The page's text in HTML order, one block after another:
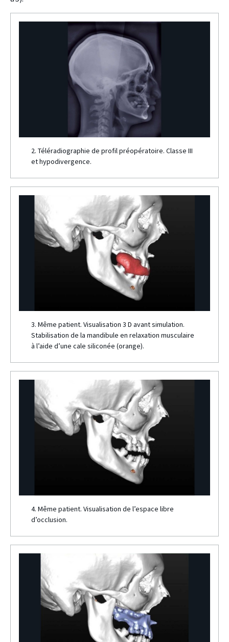
2. Téléradiographie de profil préopératoire. Classe III
et hypodivergence.
3. Même patient. Visualisation 3 D avant simulation.
Stabilisation de la mandibule en relaxation musculaire
à l’aide d’une cale siliconée (orange).
4. Même patient. Visualisation de l’espace libre
d’occlusion.